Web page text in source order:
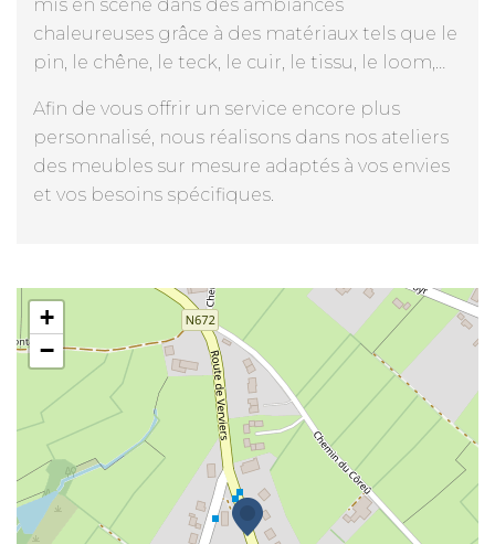
mis en scène dans des ambiances
chaleureuses grâce à des matériaux tels que le
pin, le chêne, le teck, le cuir, le tissu, le loom,…
Afin de vous offrir un service encore plus
personnalisé, nous réalisons dans nos ateliers
des meubles sur mesure adaptés à vos envies
et vos besoins spécifiques.
PAULY MEUBLE
+
−